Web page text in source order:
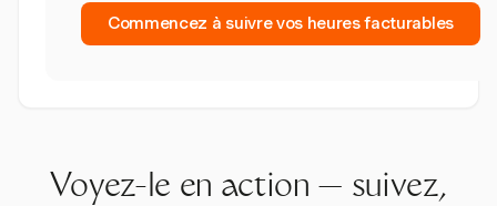
Commencez à suivre vos heures facturables
Voyez-le en action — suivez,